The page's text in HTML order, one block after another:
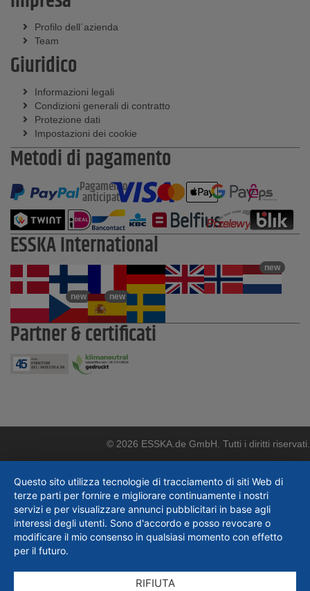
Profilo dell´azienda
Team
Giuridico
Informazioni legali
Condizioni generali di contratto
Protezione dati
Impostazioni dei cookie
Metodi di pagamento
Pagamento
anticipato
ESSKA International
new
new new
Partner & certificati
© 2026 ESSKA.de GmbH. Tutti i diritti riservati.
Questo sito utilizza tecnologie di tracciamento di siti Web di
terze parti per fornire e migliorare continuamente i nostri
servizi e per visualizzare annunci pubblicitari in base agli
interessi degli utenti. Sono d'accordo e posso revocare o
modificare il mio consenso in qualsiasi momento con effetto
per il futuro.
RIFIUTA